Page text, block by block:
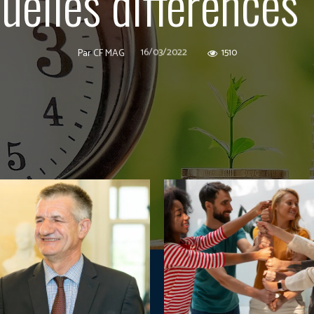
ParCF MAG 16/03/2022 1510